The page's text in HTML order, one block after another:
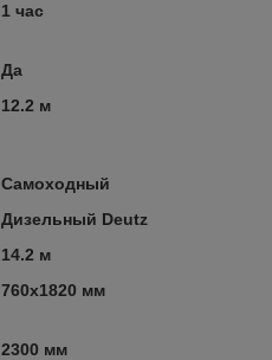
1 час
Да
12.2 м
Самоходный
Дизельный Deutz
14.2 м
760х1820 мм
2300 мм